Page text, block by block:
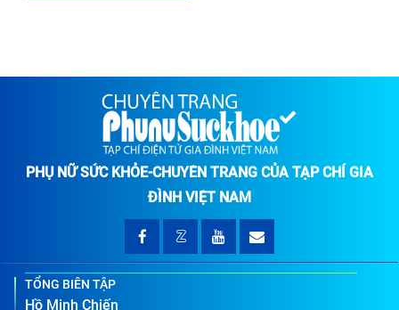
PHỤ NỮ SỨC KHỎE-CHUYÊN TRANG CỦA TẠP CHÍ GIA
ĐÌNH VIỆT NAM
TỔNG BIÊN TẬP
Hồ Minh Chiến